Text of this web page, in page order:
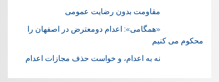
مقاومت بدون رضایت عمومی
«همگامی»: اعدام دومعترض در اصفهان را
محکوم می کنیم
نه به اعدام، و خواست حذف مجازات اعدام